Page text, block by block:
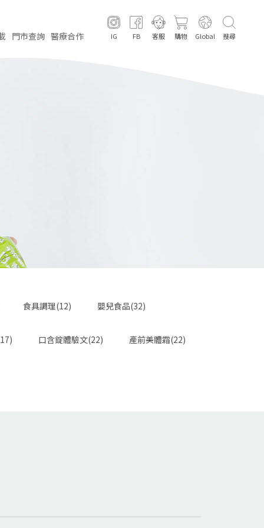
門市查詢 醫療合作 IG FB 客服 購物 Global 搜尋
食具調理(12) 嬰兒食品(32)
口含錠體驗文(22) 產前美體霜(22)